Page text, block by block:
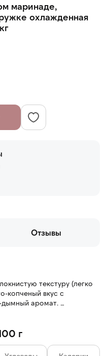
маринаде,
охлажденная
Отзывы
текстуру (легко
копченый вкус с
дымный аромат.
обработку:
соусе,
томление по
(при постоянной
г